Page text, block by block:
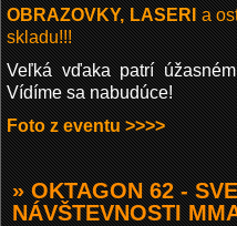
OBRAZOVKY, LASERIa
skladu!!!
Veľká vďaka patrí
Vídíme sa nabudúce!
Foto z eventu >>>>
» OKTAGON 62 -
NÁVŠTEVNOSTI